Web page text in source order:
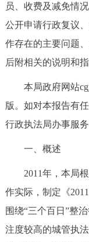
便民服务
中介服务
12345网上接诉即办
参与调查
走进北京
员、收费及减免情
公开申请行政复议
作存在的主要问题
后附相关的说明和
本局政府网站
版。如对本报告有
行政执法局办事服务
一、概述
2011年，本局根
作实际，制定《
围绕“三个百日”整
注度较高的城管执